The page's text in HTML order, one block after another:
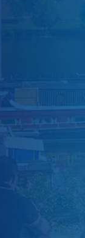
une nouvelle
une nouvelle